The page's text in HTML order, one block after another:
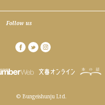
Follow us
© Bungeishunju Ltd.